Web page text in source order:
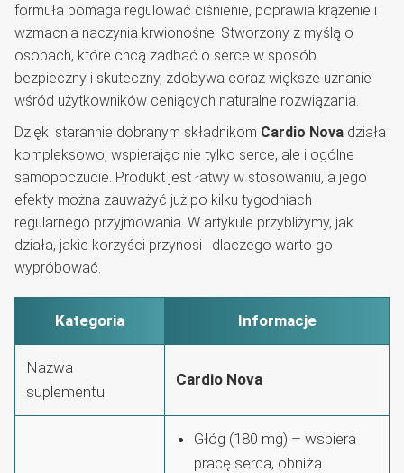
formuła pomaga regulować ciśnienie, poprawia krążenie i
wzmacnia naczynia krwionośne. Stworzony z myślą o
osobach, które chcą zadbać o serce w sposób
bezpieczny i skuteczny, zdobywa coraz większe uznanie
wśród użytkowników ceniących naturalne rozwiązania.
Dzięki starannie dobranym składnikom Cardio Nova działa
kompleksowo, wspierając nie tylko serce, ale i ogólne
samopoczucie. Produkt jest łatwy w stosowaniu, a jego
efekty można zauważyć już po kilku tygodniach
regularnego przyjmowania. W artykule przybliżymy, jak
działa, jakie korzyści przynosi i dlaczego warto go
wypróbować.
Kategoria Informacje
Nazwa
suplementu
Cardio Nova
Głóg (180 mg) – wspiera
pracę serca, obniża